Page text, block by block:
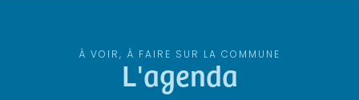
À VOIR, À FAIRE SUR LA COMMUNE
L'agenda